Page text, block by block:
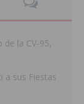
la CV-95,
a sus Fiestas